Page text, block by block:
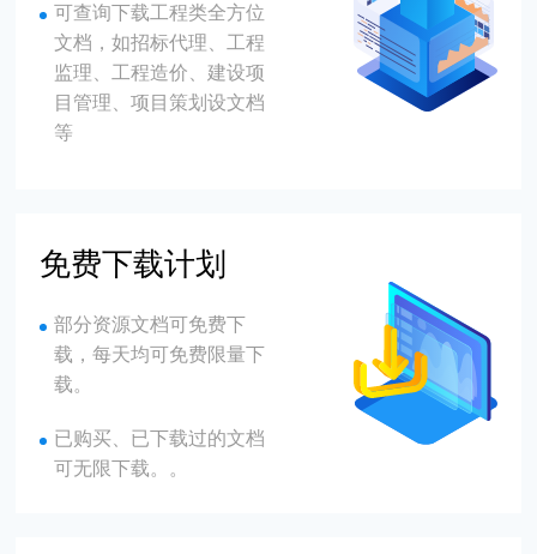
可查询下载工程类全方位
文档，如招标代理、工程
监理、工程造价、建设项
目管理、项目策划设文档
等
免费下载计划
部分资源文档可免费下
载，每天均可免费限量下
载。
已购买、已下载过的文档
可无限下载。。